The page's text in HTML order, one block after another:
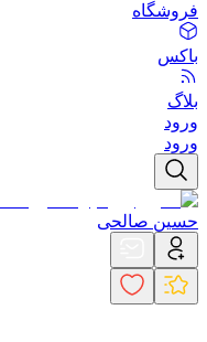
فروشگاه
باکس
بلاگ
ورود
ورود
حسین صالحی